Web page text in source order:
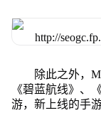
除此之外，
《碧蓝航线》、
游，新上线的手